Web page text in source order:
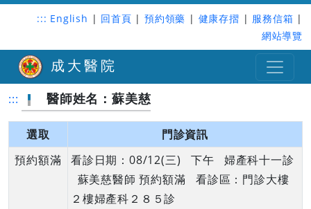
::: English | 回首頁 | 預約領藥 | 健康存摺 | 服務信箱 |
網站導覽
成大醫院
::: 醫師姓名：蘇美慈
選取
門診資訊
預約額滿
看診日期：08/12(三) 下午 婦產科十一診
蘇美慈醫師 預約額滿 看診區：門診大樓
２樓婦產科２８５診